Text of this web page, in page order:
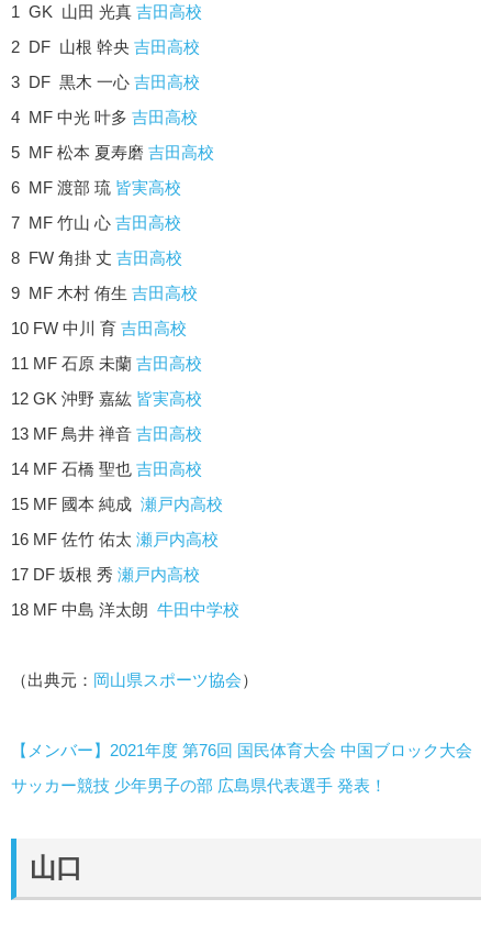
1 GK 山田 光真 吉田高校
2 DF 山根 幹央 吉田高校
3 DF 黒木 一心 吉田高校
4 MF 中光 叶多 吉田高校
5 MF 松本 夏寿磨 吉田高校
6 MF 渡部 琉 皆実高校
7 MF 竹山 心 吉田高校
8 FW 角掛 丈 吉田高校
9 MF 木村 侑生 吉田高校
10 FW 中川 育 吉田高校
11 MF 石原 未蘭 吉田高校
12 GK 沖野 嘉紘 皆実高校
13 MF 鳥井 禅音 吉田高校
14 MF 石橋 聖也 吉田高校
15 MF 國本 純成 瀬戸内高校
16 MF 佐竹 佑太 瀬戸内高校
17 DF 坂根 秀 瀬戸内高校
18 MF 中島 洋太朗 牛田中学校
（出典元： 岡山県スポーツ協会）
【メンバー】2021年度 第76回 国民体育大会 中国ブロック大会
サッカー競技 少年男子の部 広島県代表選手 発表！
山口